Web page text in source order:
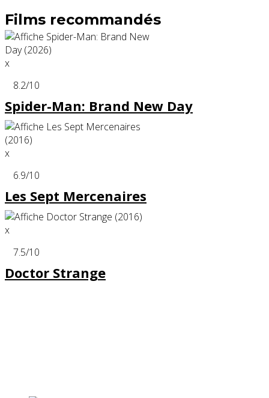
Films recommandés
x
8.2/10
Spider-Man: Brand New Day
x
6.9/10
Les Sept Mercenaires
x
7.5/10
Doctor Strange